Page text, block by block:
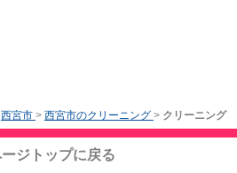
西宮市 > 西宮市のクリーニング > クリーニング
ジトップに戻る